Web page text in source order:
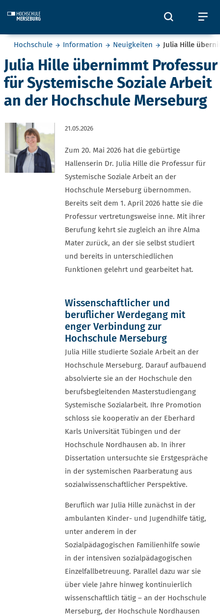
Öffnet
Sie befinden sich hier:
Hochschule Information Neuigkeiten Julia Hille
Julia Hille übernimmt Professur
für Systemische Soziale Arbeit
an der Hochschule Merseburg
21.05.2026
Zum 20. Mai 2026 hat die gebürtige
Hallenserin Dr. Julia Hille die Professur für
Systemische Soziale Arbeit an der
Hochschule Merseburg übernommen.
Bereits seit dem 1. April 2026 hatte sie die
Professur vertretungsweise inne. Mit ihrer
Berufung kehrt sie zugleich an ihre Alma
Mater zurück, an der sie selbst studiert
und bereits in unterschiedlichen
Funktionen gelehrt und gearbeitet hat.
Wissenschaftlicher und
beruflicher Werdegang mit
enger Verbindung zur
Hochschule Merseburg
Julia Hille studierte Soziale Arbeit an der
Hochschule Merseburg. Darauf aufbauend
absolvierte sie an der Hochschule den
berufsbegleitenden Masterstudiengang
Systemische Sozialarbeit. Ihre Promotion
schloss sie kooperativ an der Eberhard
Karls Universität Tübingen und der
Hochschule Nordhausen ab. In ihrer
Dissertation untersuchte sie Erstgespräche
in der systemischen Paarberatung aus
sozialwissenschaftlicher Perspektive.
Beruflich war Julia Hille zunächst in der
ambulanten Kinder- und Jugendhilfe tätig,
unter anderem in der
Sozialpädagogischen Familienhilfe sowie
in der intensiven sozialpädagogischen
Einzelfallbetreuung. Parallel dazu war sie
über viele Jahre hinweg kontinuierlich
wissenschaftlich tätig – an der Hochschule
Merseburg, der Hochschule Nordhausen